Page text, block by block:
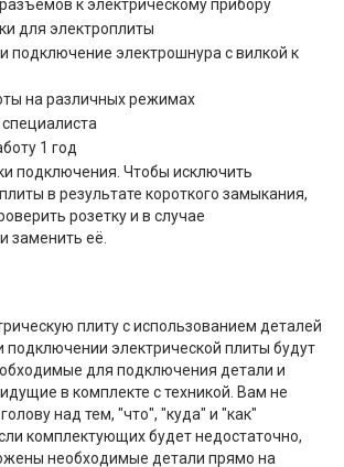
к электрическому прибору
для электроплиты
подключение электрошнура с вилкой к
на различных режимах
1 год
подключения. Чтобы исключить
в результате короткого замыкания,
розетку и в случае
заменить её.
плиту с использованием деталей
подключении электрической плиты будут
для подключения детали и
в комплекте с техникой. Вам не
над тем, "что", "куда" и "как"
комплектующих будет недостаточно,
необходимые детали прямо на